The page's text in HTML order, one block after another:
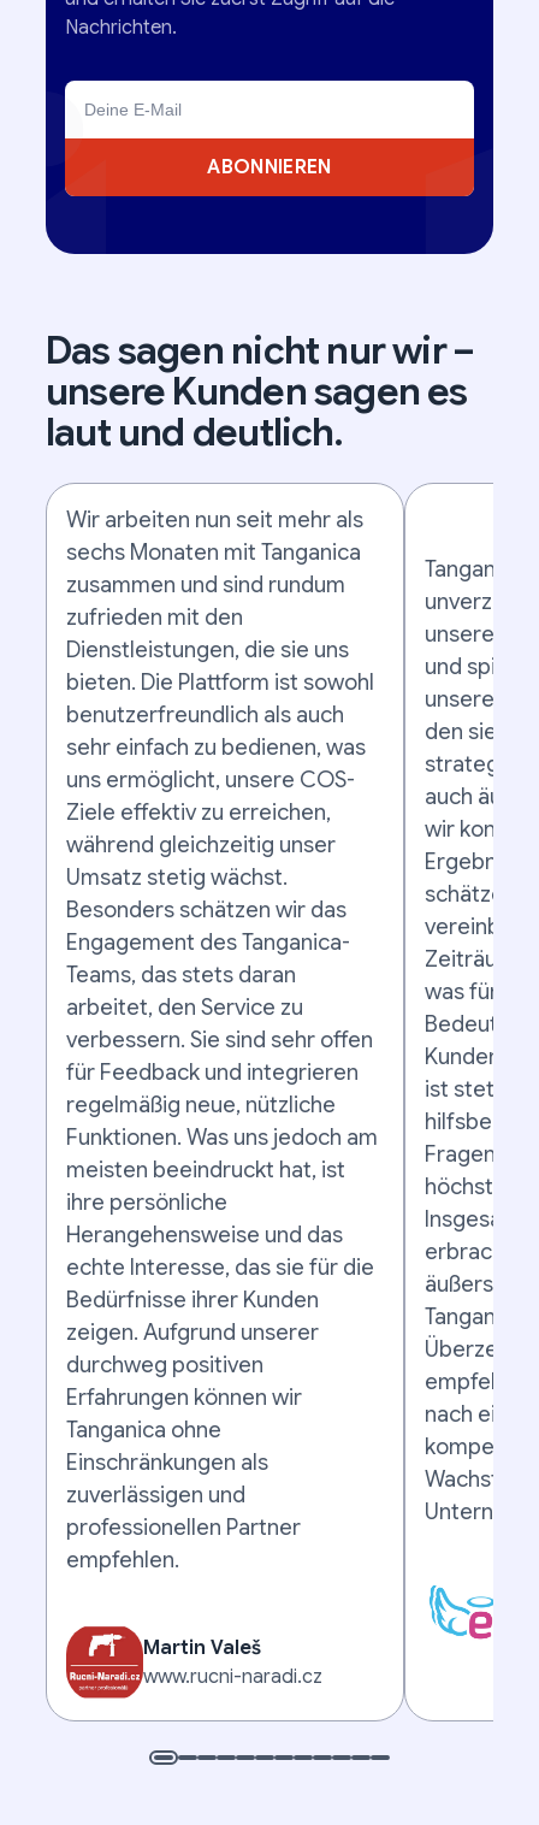
Nachrichten.
ABONNIEREN
Das sagen nicht nur wir –
unsere Kunden sagen es
laut und deutlich.
Wir arbeiten nun seit mehr als
sechs Monaten mit Tanganica
zusammen und sind rundum
zufrieden mit den
Dienstleistungen, die sie uns
bieten. Die Plattform ist sowohl
benutzerfreundlich als auch
sehr einfach zu bedienen, was
uns ermöglicht, unsere COS-
Ziele effektiv zu erreichen,
während gleichzeitig unser
Umsatz stetig wächst.
Besonders schätzen wir das
Engagement des Tanganica-
Teams, das stets daran
arbeitet, den Service zu
verbessern. Sie sind sehr offen
für Feedback und integrieren
regelmäßig neue, nützliche
Funktionen. Was uns jedoch am
meisten beeindruckt hat, ist
ihre persönliche
Herangehensweise und das
echte Interesse, das sie für die
Bedürfnisse ihrer Kunden
zeigen. Aufgrund unserer
durchweg positiven
Erfahrungen können wir
Tanganica ohne
Einschränkungen als
zuverlässigen und
professionellen Partner
empfehlen.
Martin Valeš
www.rucni-naradi.cz
Tanganica
unseren
und spielt
unserem
den sie
auch
wir
schätzen
Zeiträume
was für
ist stets
hilfsbereit
Fragen
höchster
Insgesamt
äußerst
Tanganica
nach
Wachstum